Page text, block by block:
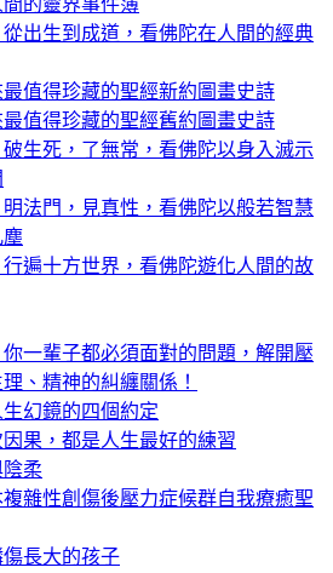
從出生到成道，看佛陀在人間的經典
最值得珍藏的聖經新約圖畫史詩
最值得珍藏的聖經舊約圖畫史詩
生死，了無常，看佛陀以身入滅示
法門，見真性，看佛陀以般若智慧
塵
行遍十方世界，看佛陀遊化人間的故
你一輩子都必須面對的問題，解開壓
、精神的糾纏關係！
幻鏡的四個約定
果，都是人生最好的練習
陰柔
雜性創傷後壓力症候群自我療癒聖
長大的孩子